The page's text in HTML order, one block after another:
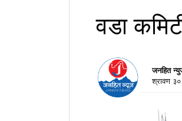
वडा
जनहित
श्रावण ३०